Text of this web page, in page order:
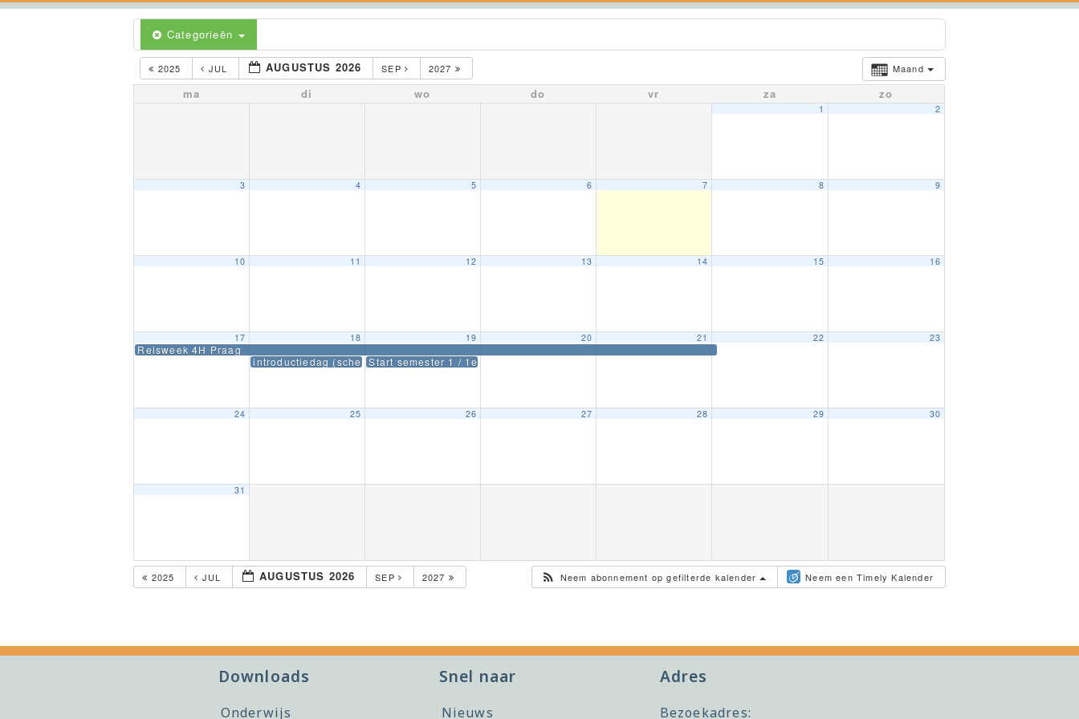
Categorieën
Maand
2025 JUL AUGUSTUS 2026 SEP 2027
ma di wo do vr za zo
1 2
3 4 5 6 7 8 9
10 11 12 13 14 15 16
17
Reisweek 4H Praag
18
introductiedag (schema volgt)
19
Start semester 1 / 1e reguliere lesdag leerjaar 3 t/m 6
20 21 22 23
24 25 26 27 28 29 30
31
2025 JUL AUGUSTUS 2026 SEP 2027 Neem abonnement op gefilterde kalender Neem een Timely Kalender
Downloads
Onderwijs
Snel naar
Nieuws
Adres
Bezoekadres: